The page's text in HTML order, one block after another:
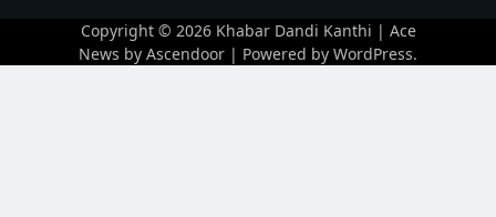
Copyright © 2026 Khabar Dandi Kanthi | Ace
News by Ascendoor | Powered by WordPress.